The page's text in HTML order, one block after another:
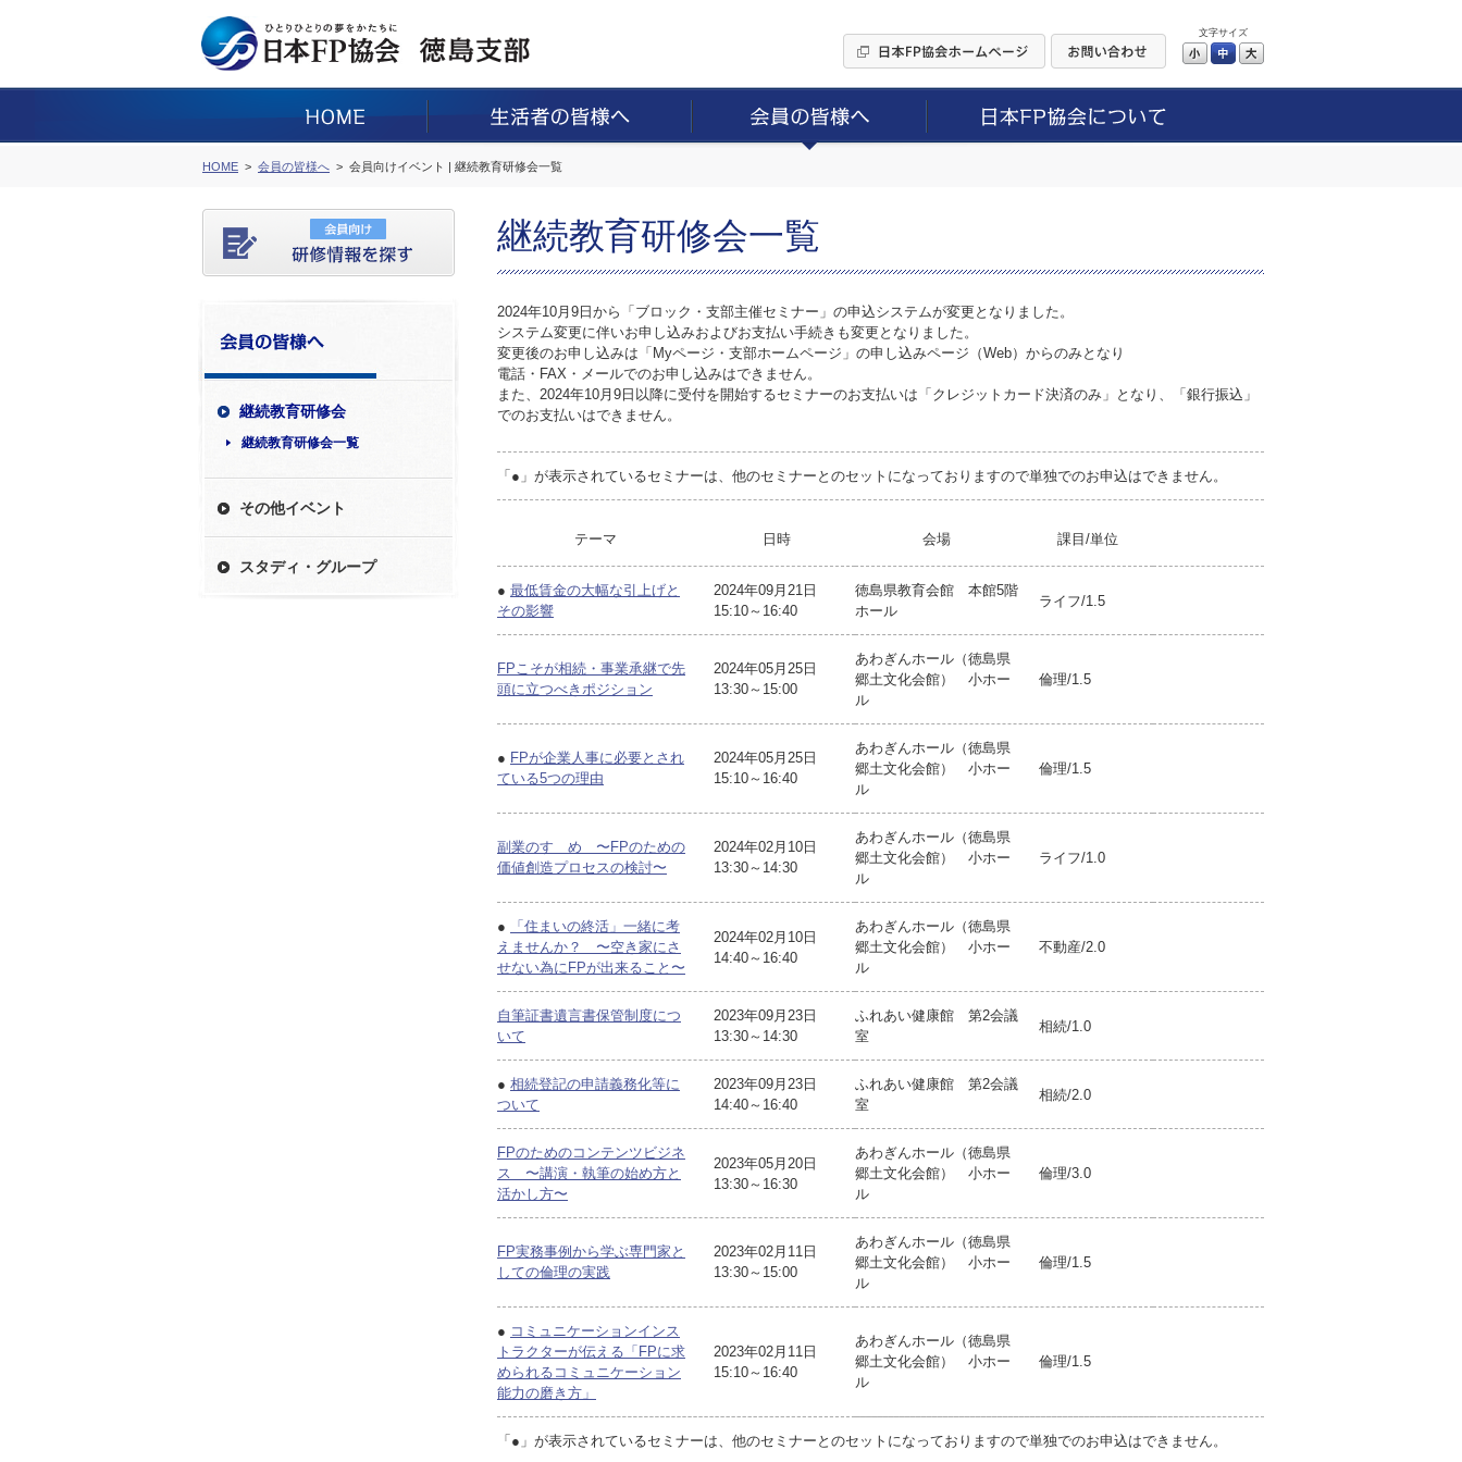
文字サイズ
小 中
HOME 会員の皆様へ 会員向けイベント | 継続教育研修会一覧
継続教育研修会
継続教育研修会一覧
その他イベント
スタディ・グループ
継続教育研修会一覧
2024年10月9日から「ブロック・支部主催セミナー」の申込システムが変更となりました。
システム変更に伴いお申し込みおよびお支払い手続きも変更となりました。
変更後のお申し込みは「Myページ・支部ホームページ」の申し込みページ（Web）からのみとなり
電話・FAX・メールでのお申し込みはできません。
また、2024年10月9日以降に受付を開始するセミナーのお支払いは「クレジットカード決済のみ」となり、「銀行振込」
でのお支払いはできません。
「●」が表示されているセミナーは、他のセミナーとのセットになっておりますので単独でのお申込はできません。
「●」が表示されているセミナーは、他のセミナーとのセットになっておりますので単独でのお申込はできません。
テーマ 日時 会場 課目/単位
● 最低賃金の大幅な引上げと
その影響
2024年09月21日
15:10～16:40
徳島県教育会館 本館5階
ホール
ライフ/1.5
FPこそが相続・事業承継で先
頭に立つべきポジション
2024年05月25日
13:30～15:00
あわぎんホール（徳島県
郷土文化会館） 小ホー
ル
倫理/1.5
● FPが企業人事に必要とされ
ている5つの理由
2024年05月25日
15:10～16:40
あわぎんホール（徳島県
郷土文化会館） 小ホー
ル
倫理/1.5
副業のすゝめ 〜FPのための
価値創造プロセスの検討〜
2024年02月10日
13:30～14:30
あわぎんホール（徳島県
郷土文化会館） 小ホー
ル
ライフ/1.0
●
「住まいの終活」一緒に考
えませんか？ 〜空き家にさ
せない為にFPが出来ること〜
2024年02月10日
14:40～16:40
あわぎんホール（徳島県
郷土文化会館） 小ホー
ル
不動産/2.0
自筆証書遺言書保管制度につ
いて
2023年09月23日
13:30～14:30
ふれあい健康館 第2会議
室
相続/1.0
● 相続登記の申請義務化等に
ついて
2023年09月23日
14:40～16:40
ふれあい健康館 第2会議
室
相続/2.0
FPのためのコンテンツビジネ
ス 〜講演・執筆の始め方と
活かし方〜
2023年05月20日
13:30～16:30
あわぎんホール（徳島県
郷土文化会館） 小ホー
ル
倫理/3.0
FP実務事例から学ぶ専門家と
しての倫理の実践
2023年02月11日
13:30～15:00
あわぎんホール（徳島県
郷土文化会館） 小ホー
ル
倫理/1.5
● コミュニケーションインス
トラクターが伝える「FPに求
められるコミュニケーション
能力の磨き方」
2023年02月11日
15:10～16:40
あわぎんホール（徳島県
郷土文化会館） 小ホー
ル
倫理/1.5